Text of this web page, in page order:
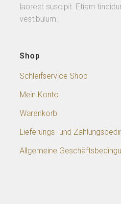
laoreet suscipit. Etiam
vestibulum.
Shop
Schleifservice Shop
Mein Konto
Warenkorb
Lieferungs- und
Allgemeine